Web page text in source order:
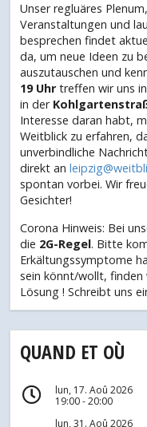
Unser regluäres
Veranstaltungen und
besprechen findet
da, um neue Ideen zu
auszutauschen und
19 Uhrtreffen wir uns
in der
Interesse daran habt,
Weitblick zu erfahren,
unverbindliche
direkt an
spontan vorbei. Wir
Gesichter!
Corona Hinweis: Bei
die 2G-Regel. Bitte
Erkältungssymptome
sein könnt/wollt, finden
Lösung ! Schreibt uns
QUAND ET OÙ
lun, 17. Aoû 2026
19:00 - 20:00
lun, 31. Aoû 2026